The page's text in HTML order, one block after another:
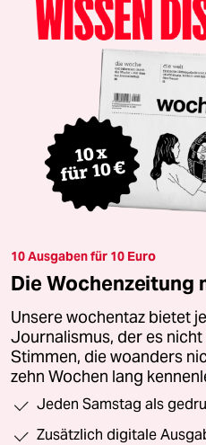
10 Ausgaben für 10 Euro
Die Wochenzeitung
Unsere wochentaz bietet
Journalismus, der es
Stimmen, die woanders
zehn Wochen lang
Jeden Samstag als
Zusätzlich digitale